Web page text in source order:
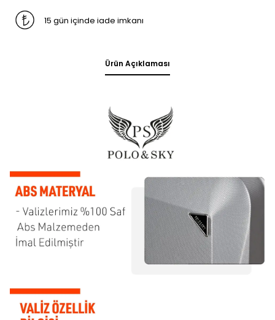
15 gün içinde iade imkanı
Ürün Açıklaması